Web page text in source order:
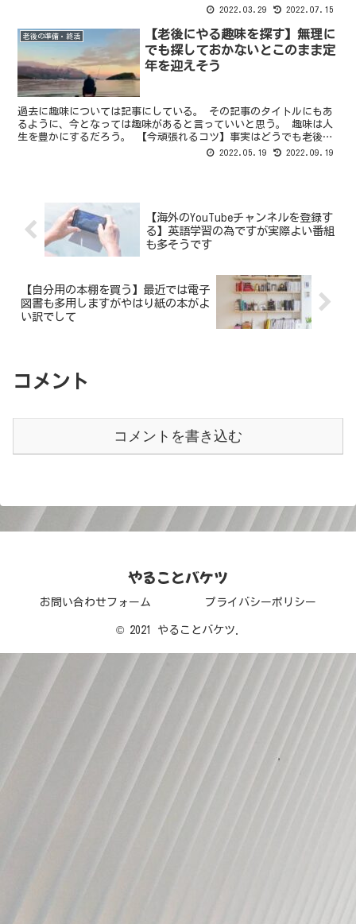
更に貧しい別の国で生まれた者、それぞれの人生が同じであ...
2022.03.29 2022.07.15
老後の準備・終活
【老後にやる趣味を探す】無理に
でも探しておかないとこのまま定
年を迎えそう
過去に趣味については記事にしている。 その記事のタイトルにもあ
るように、今となっては趣味があると言っていいと思う。 趣味は人
生を豊かにするだろう。 【今頑張れるコツ】事実はどうでも老後に
は楽しい事があるだろうと信じる でも、老後においては少...
2022.05.19 2022.09.19
【海外のYouTubeチャンネルを登録す
る】英語学習の為ですが実際よい番組
も多そうです
【自分用の本棚を買う】最近では電子
図書も多用しますがやはり紙の本がよ
い訳でして
コメント
コメントを書き込む
やることバケツ
お問い合わせフォーム プライバシーポリシー
© 2021 やることバケツ.